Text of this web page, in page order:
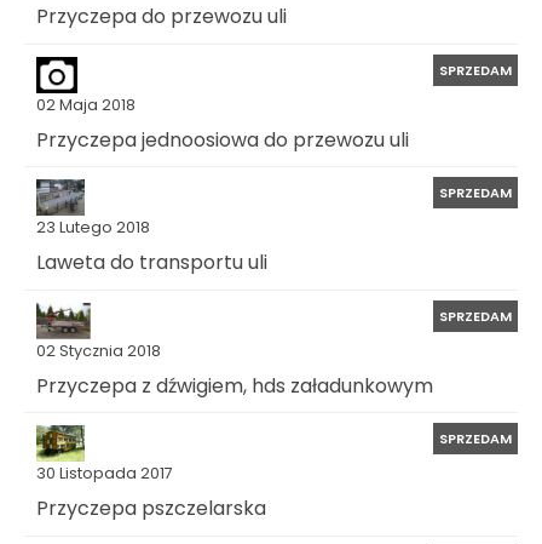
Przyczepa do przewozu uli
02 Maja 2018
SPRZEDAM
Przyczepa jednoosiowa do przewozu uli
23 Lutego 2018
SPRZEDAM
Laweta do transportu uli
02 Stycznia 2018
SPRZEDAM
Przyczepa z dźwigiem, hds załadunkowym
30 Listopada 2017
SPRZEDAM
Przyczepa pszczelarska